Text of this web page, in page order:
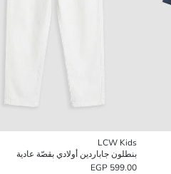
LCW Kids
بنطلون جاباردين أولادي بقصّة عادية
599.00 EGP